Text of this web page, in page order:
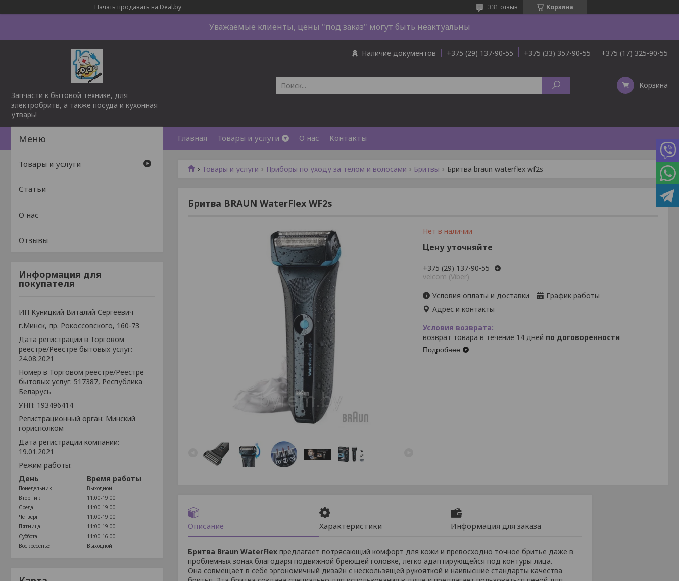
Начать продавать на Deal.by Корзина
331 отзыв
Уважаемые клиенты, цены "под заказ" могут быть неактуальны
Запчасти к бытовой технике, для
электробритв, а также посуда и кухонная
утварь!
Наличие документов +375 (29) 137-90-55 +375 (33) 357-90-55 +375 (17) 325-90-55
Корзина
Главная Товары и услуги О нас Контакты
Товары и услуги Приборы по уходу за телом и волосами Бритвы Бритва braun waterflex wf2s
Бритва BRAUN WaterFlex WF2s
Нет в наличии
Цену уточняйте
+375 (29) 137-90-55
velcom (Viber)
Условия оплаты и доставки
График работы
Адрес и контакты
возврат товара в течение 14 дней по договоренности
Подробнее
Описание Характеристики Информация для заказа
Бритва Braun WaterFlex предлагает потрясающий комфорт для кожи и превосходно точное бритье даже в
проблемных зонах благодаря подвижной бреющей головке, легко адаптирующейся под контуры лица.
Она совмещает в себе эргономичный дизайн с нескользящей рукояткой и наивысшие стандарты качества
Товары и услуги
Статьи
О нас
Отзывы
Информация для
покупателя
ИП Куницкий Виталий Сергеевич
г.Минск, пр. Рокоссовского, 160-73
Дата регистрации в Торговом
реестре/Реестре бытовых услуг:
24.08.2021
Номер в Торговом реестре/Реестре
бытовых услуг: 517387, Республика
Беларусь
УНП: 193496414
Регистрационный орган: Минский
горисполком
Дата регистрации компании:
19.01.2021
Режим работы:
День
Время работы
Понедельник
Выходной
Вторник
11:00-19:00
Среда
11:00-19:00
Четверг
11:00-19:00
Пятница
11:00-19:00
Суббота
11:00-16:00
Воскресенье
Выходной